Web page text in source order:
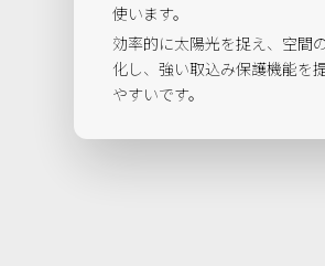
使います。
効率的に太陽光を捉え、空間
化し、強い取込み保護機能を
やすいです。